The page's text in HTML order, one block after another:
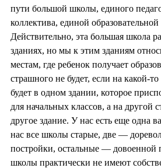
пути большой школы, единого
коллектива, единой
Действительно, эта большая школа
зданиях, но мы к этим зданиям
местам, где ребенок получает
страшного не будет, если на какой-
будет в одном здании, которое
для начальных классов, а на другой
другое здание. У нас есть еще одна
нас все школы старые, две —
постройки, остальные — довоенной
школы практически не имеют